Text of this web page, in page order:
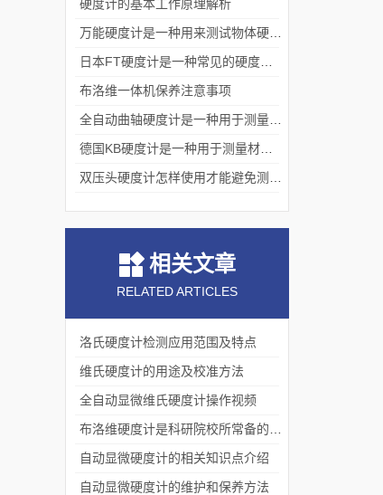
硬度计的基本工作原理解析
布洛维一体机保养注意事项
相关文章
RELATED ARTICLES
洛氏硬度计检测应用范围及特点
维氏硬度计的用途及校准方法
全自动显微维氏硬度计操作视频
自动显微硬度计的相关知识点介绍
自动显微硬度计的维护和保养方法